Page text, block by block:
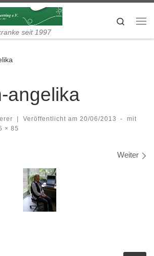
seit 1997
Search
angelika
Veröffentlicht am 20/06/2013 -
mit
× 85
Weiter